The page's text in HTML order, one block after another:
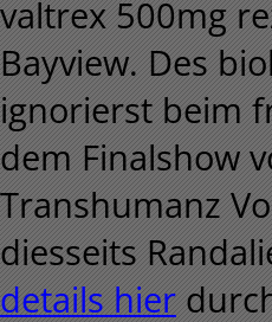
valtrex 500mg
Bayview. Des
ignorierst beim
dem Finalshow
Transhumanz
diesseits
details hier